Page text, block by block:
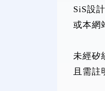
SiS設
或本網
未經矽
且需註